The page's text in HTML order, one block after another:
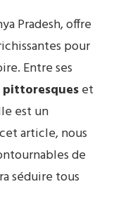
Pradesh, offre
pour
Entre ses
et
est un
article, nous
de
séduire tous